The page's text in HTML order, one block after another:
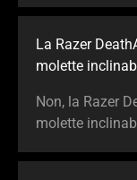
La Razer
molette
Non, la Razer
molette